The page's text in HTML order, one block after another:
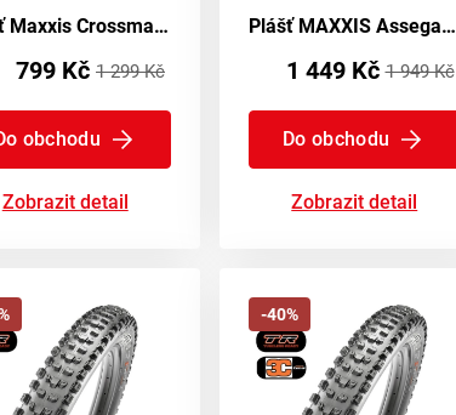
Plášť Maxxis Crossmark II Kevlar EXO TR
799 Kč 1 299 Kč
obchodu
Zobrazit detail
Plášť MAXXIS Assegai WT TR 3C Maxx Grip DH - kevlar
1 449 Kč 1 949 Kč
Do obchodu
Zobrazit detail
-40%